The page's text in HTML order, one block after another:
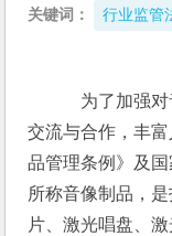
关键词： 行业监管
为了加强对
交流与合作，丰
品管理条例》及
所称音像制品，
片、激光唱盘、